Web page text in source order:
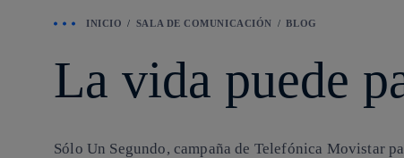
INICIO SALA DE COMUNICACIÓN BLOG
La vida puede
Sólo Un Segundo, campaña de Telefónica Movistar